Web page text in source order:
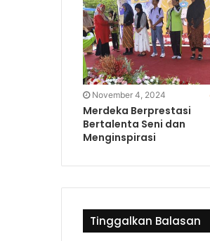
November 4, 2024
Merdeka Berprestasi
Bertalenta Seni dan
Menginspirasi
Tinggalkan Balasan